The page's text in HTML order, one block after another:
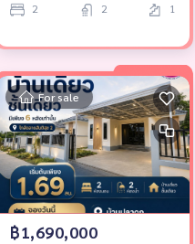
2 2 1
For sale
฿1,690,000